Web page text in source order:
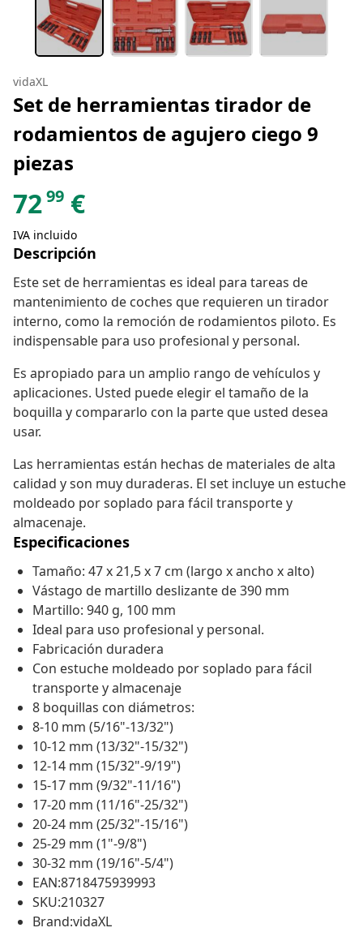
vidaXL
Set de herramientas tirador de
rodamientos de agujero ciego 9
piezas
7299 €
IVA incluido
Descripción
Este set de herramientas es ideal para tareas de
mantenimiento de coches que requieren un tirador
interno, como la remoción de rodamientos piloto. Es
indispensable para uso profesional y personal.
Es apropiado para un amplio rango de vehículos y
aplicaciones. Usted puede elegir el tamaño de la
boquilla y compararlo con la parte que usted desea
usar.
Las herramientas están hechas de materiales de alta
calidad y son muy duraderas. El set incluye un estuche
moldeado por soplado para fácil transporte y
almacenaje.
Especificaciones
Tamaño: 47 x 21,5 x 7 cm (largo x ancho x alto)
Vástago de martillo deslizante de 390 mm
Martillo: 940 g, 100 mm
Ideal para uso profesional y personal.
Fabricación duradera
Con estuche moldeado por soplado para fácil
transporte y almacenaje
8 boquillas con diámetros:
8-10 mm (5/16"-13/32")
10-12 mm (13/32"-15/32")
12-14 mm (15/32"-9/19")
15-17 mm (9/32"-11/16")
17-20 mm (11/16"-25/32")
20-24 mm (25/32"-15/16")
25-29 mm (1"-9/8")
30-32 mm (19/16"-5/4")
EAN:8718475939993
SKU:210327
Brand:vidaXL